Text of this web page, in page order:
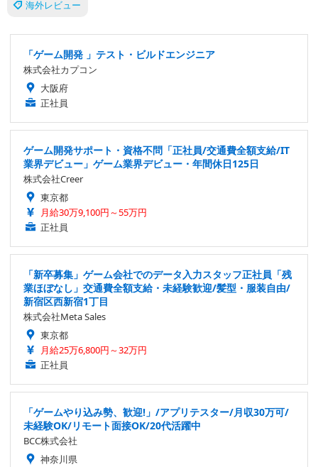
海外レビュー
「ゲーム開発 」テスト・ビルドエンジニア
株式会社カプコン
大阪府
正社員
ゲーム開発サポート・資格不問「正社員/交通費全額支給/IT
業界デビュー」ゲーム業界デビュー・年間休日125日
株式会社Creer
東京都
月給30万9,100円～55万円
正社員
「新卒募集」ゲーム会社でのデータ入力スタッフ正社員「残
業ほぼなし」交通費全額支給・未経験歓迎/髪型・服装自由/
新宿区西新宿1丁目
株式会社Meta Sales
東京都
月給25万6,800円～32万円
正社員
「ゲームやり込み勢、歓迎!」/アプリテスター/月収30万可/
未経験OK/リモート面接OK/20代活躍中
BCC株式会社
神奈川県